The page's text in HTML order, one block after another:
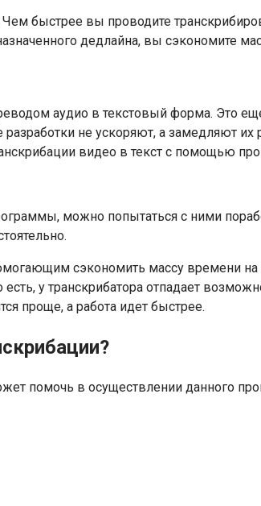
Чем быстрее вы проводите
дедлайна, вы сэкономите
аудио в текстовый форма. Это
не ускоряют, а замедляют их
видео в текст с помощью
можно попытаться с ними
сэкономить массу времени на
у транскрибатора отпадает
проще, а работа идет быстрее.
помочь в осуществлении данного